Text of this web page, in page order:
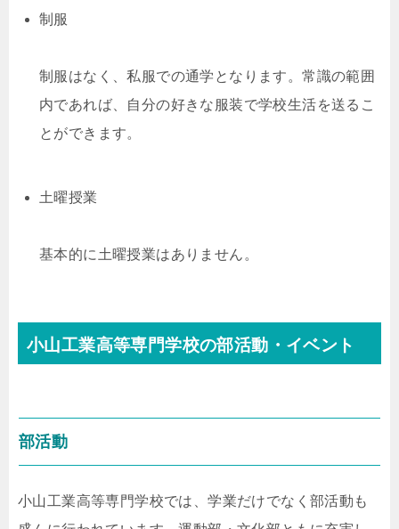
制服
制服はなく、私服での通学となります。常識の範囲
内であれば、自分の好きな服装で学校生活を送るこ
とができます。
土曜授業
基本的に土曜授業はありません。
小山工業高等専門学校の部活動・イベント
部活動
小山工業高等専門学校では、学業だけでなく部活動も